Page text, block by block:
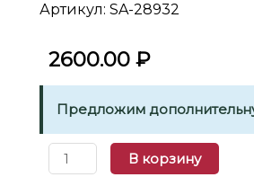
Артикул: SA-28932
2600.00 ₽
Предложим
В корзину